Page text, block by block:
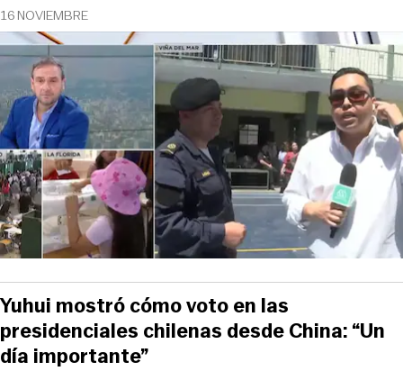
16 NOVIEMBRE
Yuhui mostró cómo voto en las
presidenciales chilenas desde China: “Un
día importante”